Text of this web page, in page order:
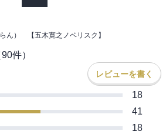
ん） 【五木寛之ノベリスク】
90件）
レビューを書く
18
41
18